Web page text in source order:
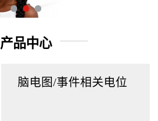
产品中心
脑电图/事件相关电位